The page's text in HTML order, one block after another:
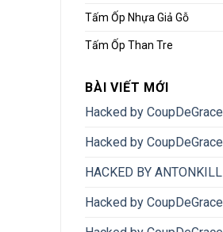
Tấm Ốp Nhựa Giả Gỗ
Tấm Ốp Than Tre
BÀI VIẾT MỚI
Hacked by CoupDeGrace
Hacked by CoupDeGrace
HACKED BY ANTONKILL
Hacked by CoupDeGrace